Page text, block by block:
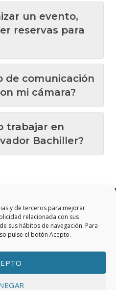
y de terceros para mejorar
relacionada con sus
sus hábitos de navegación. Para
pulse el botón Acepto.
un evento,
reservas para
de comunicación
mi cámara?
trabajar en
Bachiller?
privacidad|Política de
|FAQ